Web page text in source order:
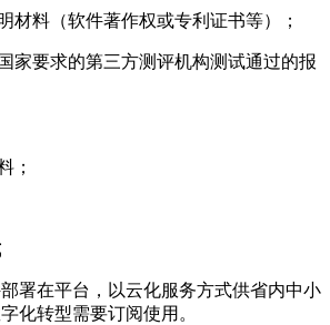
材料（软件著作权或专利证书等）；
家要求的第三方测评机构测试通过的报
；
署在平台，以云化服务方式供省内中小
化转型需要订阅使用。